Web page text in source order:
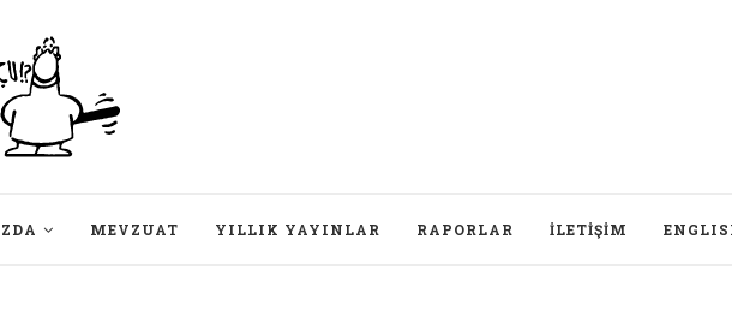
MEVZUAT YILLIK YAYINLAR RAPORLAR İLETIŞIM